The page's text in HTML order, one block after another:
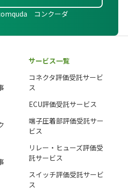
コンクーダ
サービス一覧
コネクタ評価受託サービ
ス
ECU評価受託サービス
端子圧着部評価受託サー
ビス
リレー・ヒューズ評価受
託サービス
スイッチ評価受託サービ
ス